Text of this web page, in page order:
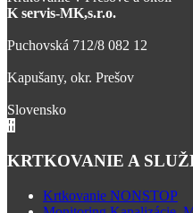
K servis-MK,s.r.o.
Puchovská 712/8 082 12
Kapušany, okr. Prešov
Slovensko
KRTKOVANIE A
Krtkovanie NONSTOP